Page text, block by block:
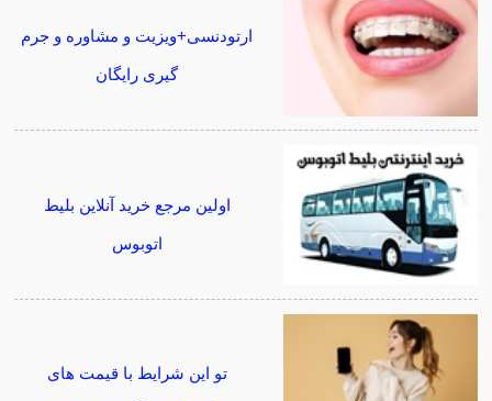
ارتودنسی+ویزیت و مشاوره و جرم
گیری رایگان
اولین مرجع خرید آنلاین بلیط
اتوبوس
تو این شرایط با قیمت های